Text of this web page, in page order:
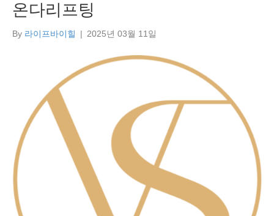
온다리프팅
By 라이프바이힐 | 2025년 03월 11일